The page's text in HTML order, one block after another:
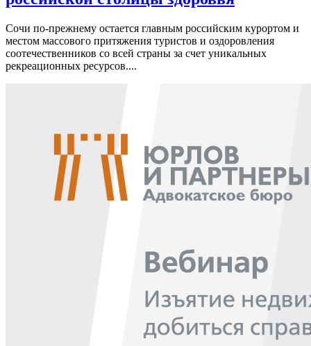
Сочи по-прежнему остается главным российским курортом и
местом массового притяжения туристов и оздоровления
соотечественников со всей страны за счет уникальных
рекреационных ресурсов....